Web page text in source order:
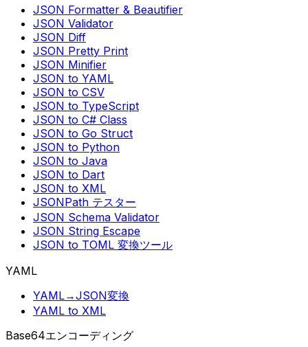
JSON Formatter & Beautifier
JSON Validator
JSON Diff
JSON Pretty Print
JSON Minifier
JSON to YAML
JSON to CSV
JSON to TypeScript
JSON to C# Class
JSON to Go Struct
JSON to Python
JSON to Java
JSON to Dart
JSON to XML
JSONPath テスター
JSON Schema Validator
JSON String Escape
JSON to TOML 変換ツール
YAML
YAML→JSON変換
YAML to XML
Base64エンコーディング